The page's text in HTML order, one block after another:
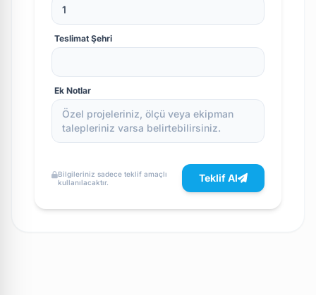
Teslimat Şehri
Ek Notlar
Bilgileriniz sadece teklif amaçlı
kullanılacaktır.
Teklif Al